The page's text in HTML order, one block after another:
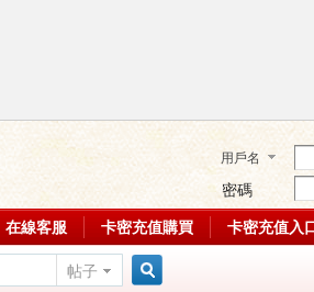
用戶名
密碼
在線客服 卡密充值購買 卡密充值入
帖子